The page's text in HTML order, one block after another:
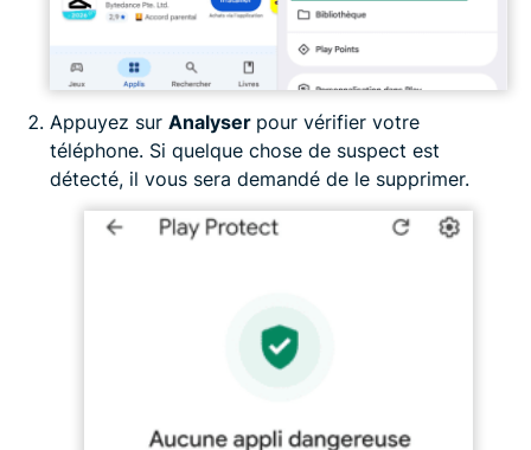
Appuyez sur Analyser pour vérifier votre
téléphone. Si quelque chose de suspect est
détecté, il vous sera demandé de le supprimer.